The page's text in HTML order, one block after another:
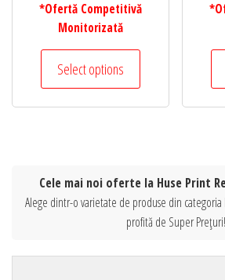
*Ofertă Competitivă
Monitorizată
Select options
Cele mai noi oferte la Huse Print
Alege dintr-o varietate de produse din categoria
profită de Super Prețuri!